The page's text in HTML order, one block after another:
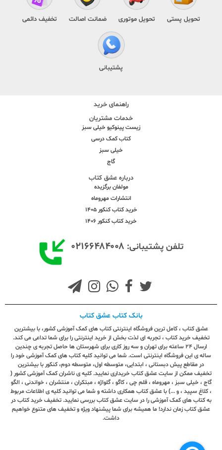
تحویل پستی تحویل موتوری ضمانت اصالت تخفیف دائمی
پشتیبانی
راهنمای خرید
خدمات مشتریان
زیست پینوکیو خیلی سبز
کتاب کمک درسی
خیلی سبز
گاج
درباره عشق کتاب
مولفان برگزیده
انتشارات مهروماه
خرید کتاب کنکور 1405
خرید کتاب کنکور 1406
تلفن پشتیبانی: ۰۲۱۶۶۴۸۴۰۰۸
بانک کتاب عشق کتاب
عشق کتاب ، کامل ترین فروشگاه اینترنتی کتاب های کمک آموزشی کشور، با بیشترین
تخفیف خرید کتاب ، تجربه ای لذت بخش از خرید اینترنتی را برای شما تداعی می کند.
ارسال ٢٤ ساعته برای تهران و سه روز کاری برای شهرستان ها حاصل تجربه ی چندین
ساله ی این فروشگاه اینترنتی است. شما می توانید کلیه کتاب های کمک آموزشی خود را
در مقاطع پیش دبستانی ، ابتدایی، متوسطه اول، متوسطه دوم، کنکور با بیشترین
تخفیف ممکن از سایت عشق کتاب خریداری نمایید. کلیه ی ناشران کمک آموزشی کشور (
گاج ، خیلی سبز ، مهروماه ، قلم چی ، کاگو ، گلواژه ، مبتکران ، منتشران ، خواندنی ، الگو
، کلاغ سپید ، و ...) با عشق کتاب همکاری داشته و شما می توانید کلیه ی اطلاعات مربوط
به کتاب های کمک آموزشی را در سایت عشق کتاب بررسی نمایید. تخفیف خرید کتاب در
عشق کتاب زمان ندارد! ما همیشه برای شما پیشنهاد ویژه و تخفیف های متنوع خواهیم
داشت.